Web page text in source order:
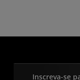
Inscreva-se